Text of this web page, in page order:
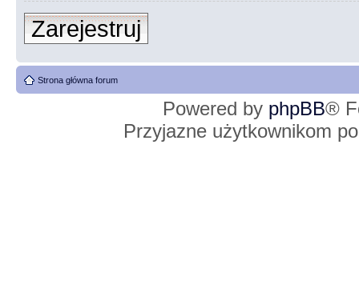
Zarejestruj
Strona główna forum
Powered by phpBB®
Przyjazne użytkownikom